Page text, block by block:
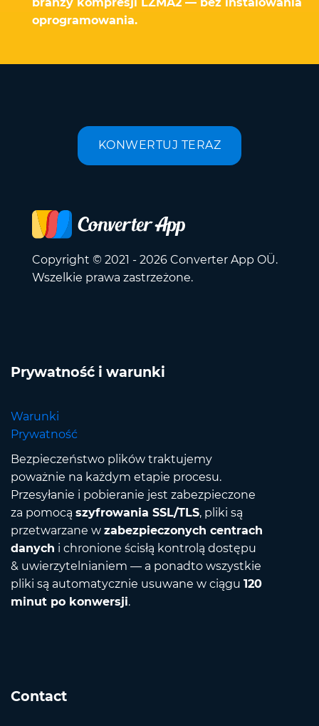
oprogramowania.
KONWERTUJ TERAZ
Copyright © 2021 - 2026 Converter App OÜ.
Wszelkie prawa zastrzeżone.
Prywatność i warunki
Warunki
Prywatność
Bezpieczeństwo plików traktujemy
poważnie na każdym etapie procesu.
Przesyłanie i pobieranie jest zabezpieczone
za pomocą szyfrowania SSL/TLS, pliki są
przetwarzane w zabezpieczonych centrach
danych i chronione ścisłą kontrolą dostępu
& uwierzytelnianiem — a ponadto wszystkie
pliki są automatycznie usuwane w ciągu 120
minut po konwersji.
Contact